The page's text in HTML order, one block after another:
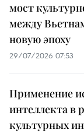
мост
между
новую эпоху
29/07/2026 07:53
Применение
интеллекта в
культурных